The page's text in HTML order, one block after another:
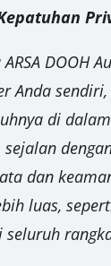
DOOH
Anda
di
dan
luas,